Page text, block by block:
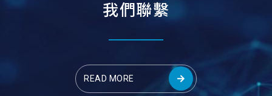
我們 聯繫
READ MORE